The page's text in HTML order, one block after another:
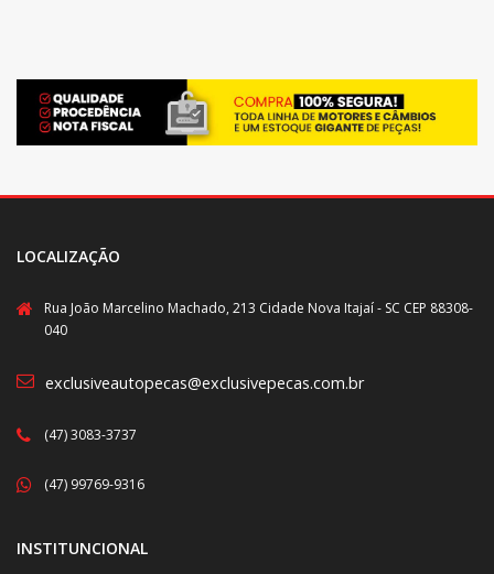
LOCALIZAÇÃO
Rua João Marcelino Machado, 213 Cidade Nova Itajaí - SC CEP 88308-
040
exclusiveautopecas@exclusivepecas.com.br
(47) 3083-3737
(47) 99769-9316
INSTITUNCIONAL